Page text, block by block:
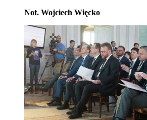
Not. Wojciech Więcko